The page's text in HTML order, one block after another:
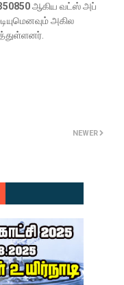
ஆகிய வட்ஸ் அப்
அகில
NEWER